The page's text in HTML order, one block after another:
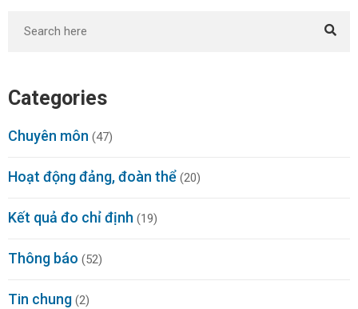
Categories
Chuyên môn (47)
Hoạt động đảng, đoàn thể (20)
Kết quả đo chỉ định (19)
Thông báo (52)
Tin chung (2)